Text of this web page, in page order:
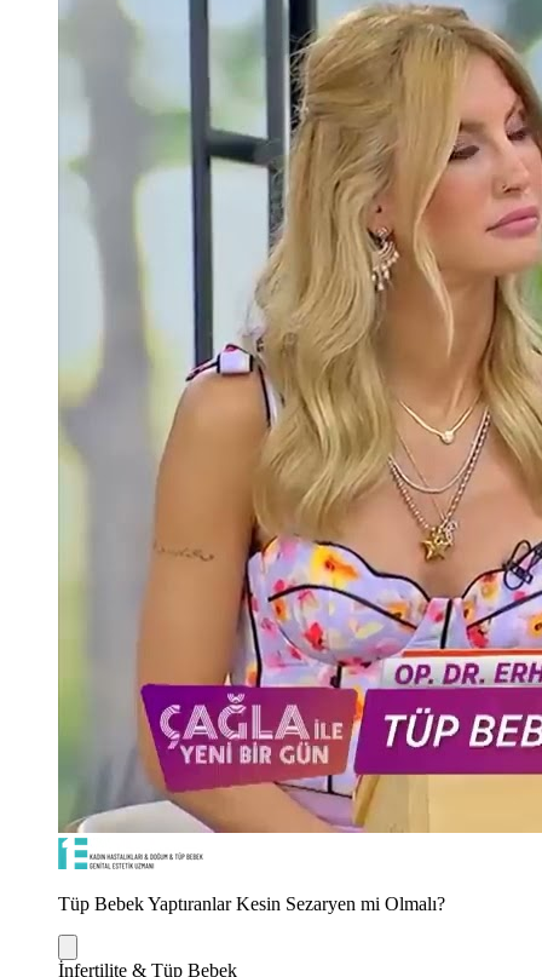
Tüp Bebek Yaptıranlar Kesin Sezaryen mi Olmalı?
İnfertilite & Tüp Bebek